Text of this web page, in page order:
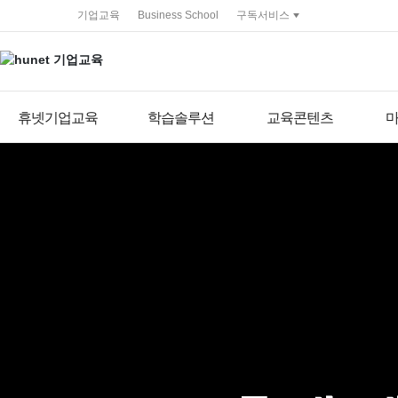
기업교육 Business School 구독서비스
휴넷기업교육 학습솔루션 교육콘텐츠